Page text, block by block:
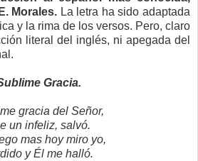
Morales. La letra ha sido adaptada
y la rima de los versos. Pero, claro
literal del inglés, ni apegada del
Gracia.
gracia del Señor,
un infeliz, salvó.
mas hoy miro yo,
y Él me halló.